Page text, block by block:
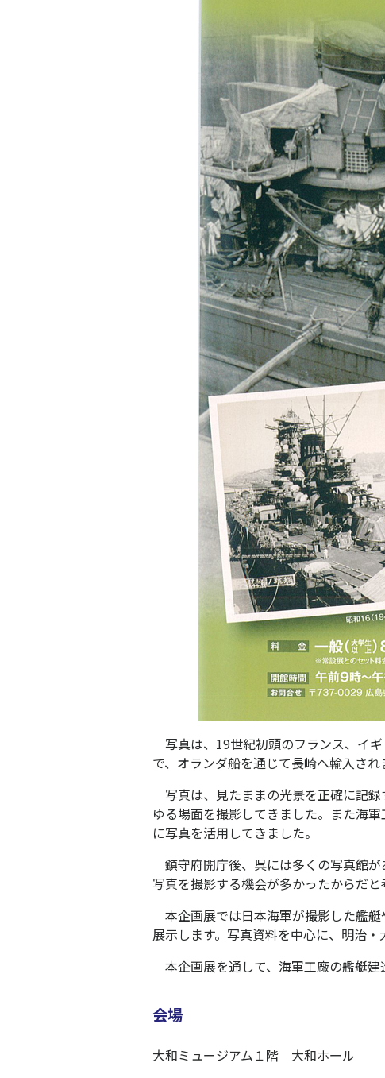
写真は、19世紀初頭のフランス、イ
で、オランダ船を通じて長崎へ輸入さ
写真は、見たままの光景を正確に記
ゆる場面を撮影してきました。また海
に写真を活用してきました。
鎮守府開庁後、呉には多くの写真館
写真を撮影する機会が多かったからだと
本企画展では日本海軍が撮影した艦
展示します。写真資料を中心に、明治
本企画展を通して、海軍工廠の艦艇建
会場
大和ミュージアム１階 大和ホール